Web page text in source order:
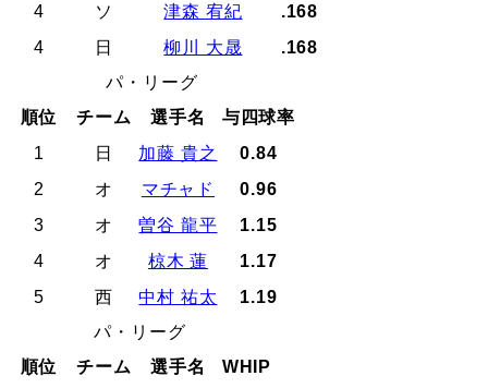
4
ソ 津森 宥紀
.168
4
日 柳川 大晟
.168
パ・リーグ
順位
チーム 選手名
与四球率
1
日 加藤 貴之
0.84
2
オ マチャド
0.96
3
オ 曽谷 龍平
1.15
4
オ 椋木 蓮
1.17
5
西 中村 祐太
1.19
パ・リーグ
順位
チーム 選手名
WHIP